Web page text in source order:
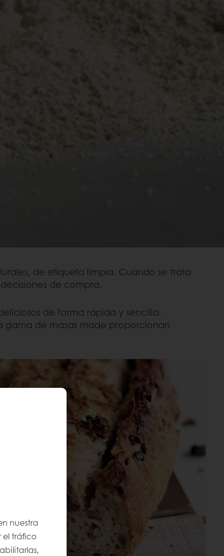
de etiqueta limpia. Cuando se trata
de compra.
de forma rápida y sencilla.
gama de masas made proporcionan
nuestra
el tráfico